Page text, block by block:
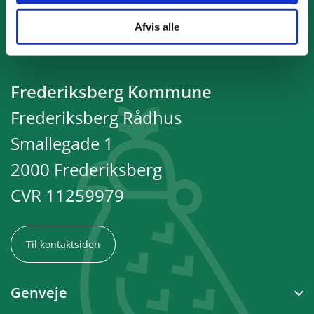
Afvis alle
Frederiksberg Kommune
Frederiksberg Rådhus
Smallegade 1
2000 Frederiksberg
CVR 11259979
Til kontaktsiden
Genveje